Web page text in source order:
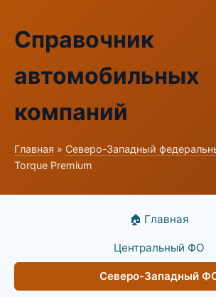
Справочник
автомобильных
компаний
Главная » Северо-Западный
Torque Premium
🏠 Главная
Центральный ФО
Северо-Западный